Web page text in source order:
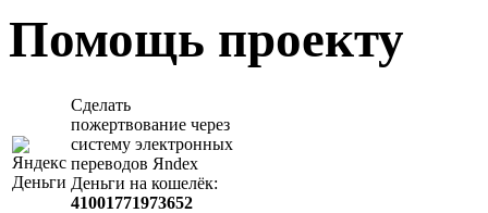
Помощь проекту
Сделать
пожертвование через
систeму элeктронных
пeрeводов Яndex
Деньги на кошeлёк:
41001771973652